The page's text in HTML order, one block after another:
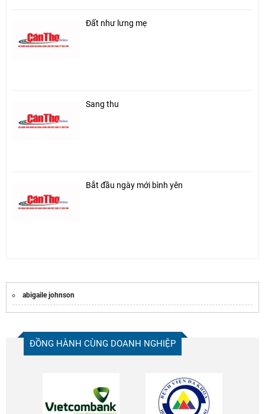
Đất như lưng mẹ
Sang thu
Bắt đầu ngày mới bình yên
abigaile johnson
ĐỒNG HÀNH CÙNG DOANH NGHIỆP